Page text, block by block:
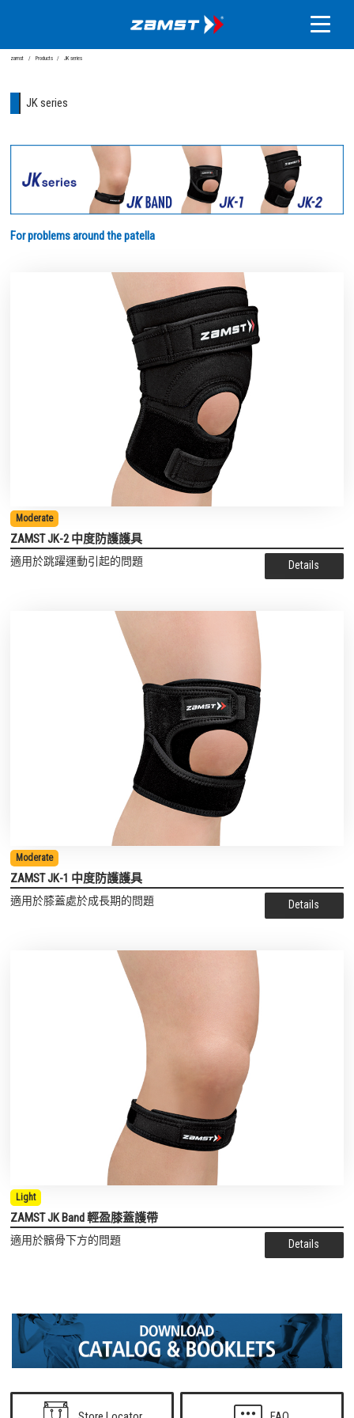
zamst Products JK series
JK series
For problems around the patella
Moderate
ZAMST JK-2 中度防護護具
適用於跳躍運動引起的問題 Details
Moderate
ZAMST JK-1 中度防護護具
適用於膝蓋處於成長期的問題 Details
Light
ZAMST JK Band 輕盈膝蓋護帶
適用於髕骨下方的問題 Details